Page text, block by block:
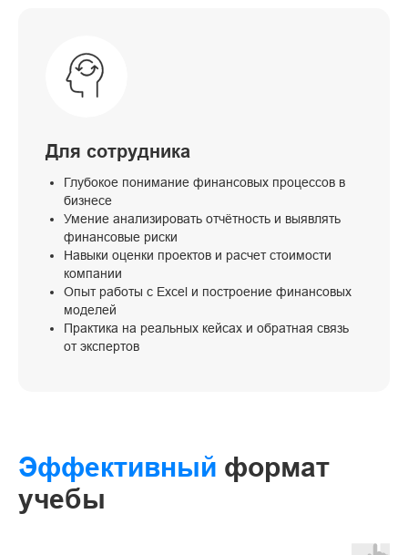
Для сотрудника
Глубокое понимание финансовых процессов в
бизнесе
Умение анализировать отчётность и выявлять
финансовые риски
Навыки оценки проектов и расчет стоимости
компании
Опыт работы с Excel и построение финансовых
моделей
Практика на реальных кейсах и обратная связь
от экспертов
Эффективный формат
учебы